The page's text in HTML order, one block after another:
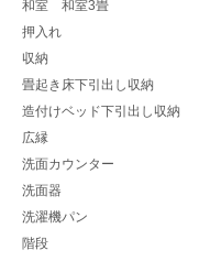
和室 和室3畳
押入れ
収納
畳起き床下引出し収納
造付けベッド下引出し収納
広縁
洗面カウンター
洗面器
洗濯機パン
階段